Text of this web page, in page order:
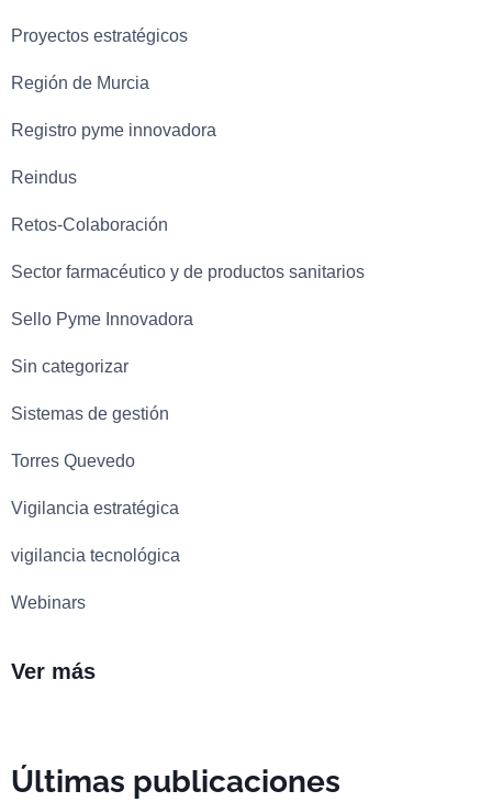
Proyectos estratégicos
Región de Murcia
Registro pyme innovadora
Reindus
Retos-Colaboración
Sector farmacéutico y de productos sanitarios
Sello Pyme Innovadora
Sin categorizar
Sistemas de gestión
Torres Quevedo
Vigilancia estratégica
vigilancia tecnológica
Webinars
Ver más
Últimas publicaciones